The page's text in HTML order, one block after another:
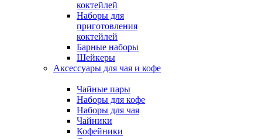
коктейлей
Наборы для
приготовления
коктейлей
Барные наборы
Шейкеры
Аксессуары для чая и кофе
Чайные пары
Наборы для кофе
Наборы для чая
Чайники
Кофейники